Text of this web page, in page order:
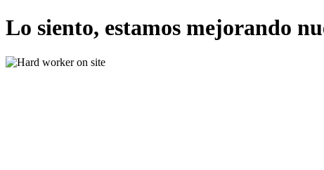
Lo siento, estamos mejorando